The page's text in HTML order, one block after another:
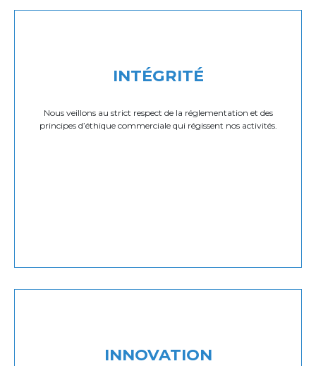
INTÉGRITÉ
Nous veillons au strict respect de la réglementation et des
principes d’éthique commerciale qui régissent nos activités.
INNOVATION